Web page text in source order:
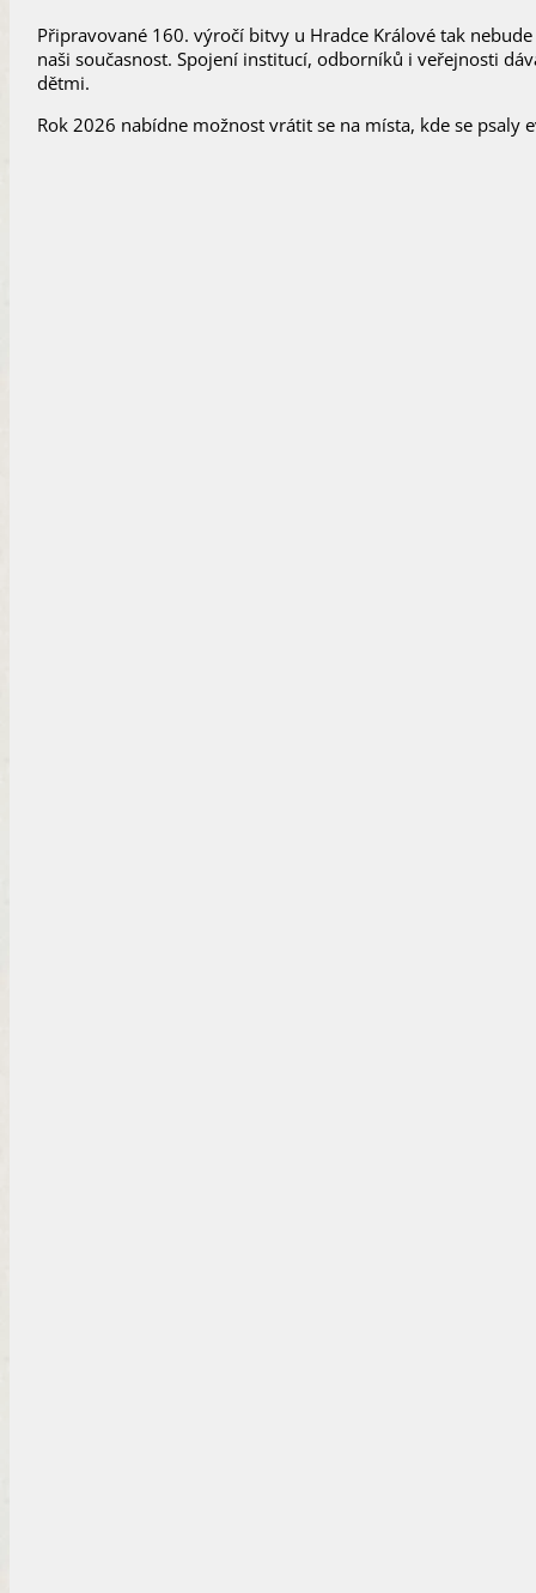
Připravované 160. výročí bitvy u Hradce Králové tak
naši současnost. Spojení institucí, odborníků i veřejnosti
dětmi.
Rok 2026 nabídne možnost vrátit se na místa, kde se psaly